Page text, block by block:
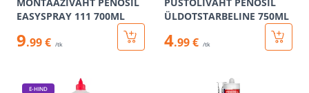
EASYSPRAY 111 700ML
9.99 € /tk
ÜLDOTSTARBELINE 750ML
4.99 € /tk
E-HIND